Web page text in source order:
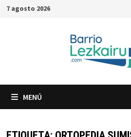
Saltar
7 agosto 2026
MENÚ